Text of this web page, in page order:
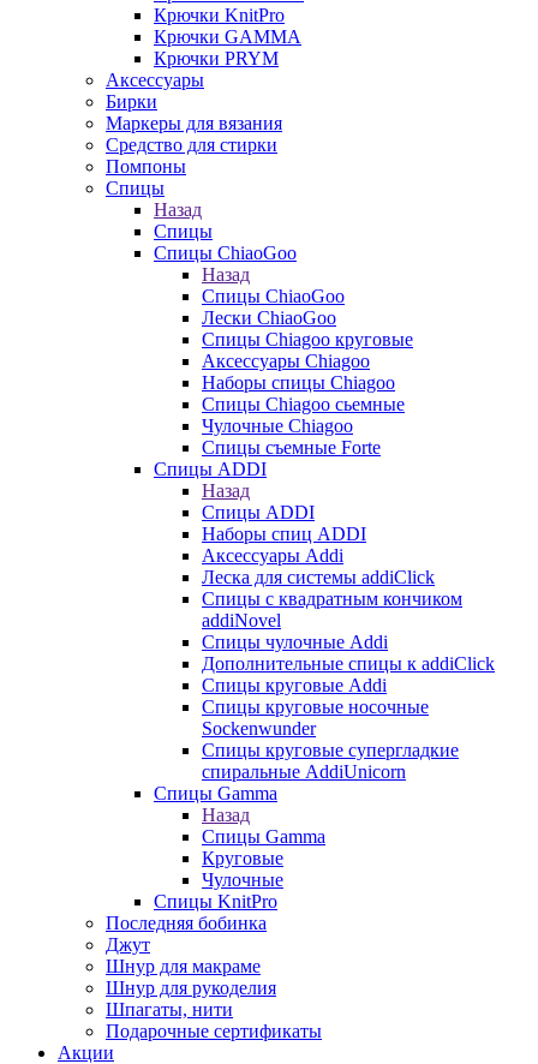
Крючки KnitPro
Крючки GAMMA
Крючки PRYM
Аксессуары
Бирки
Маркеры для вязания
Средство для стирки
Помпоны
Спицы
Назад
Спицы
Спицы ChiaoGoo
Назад
Спицы ChiaoGoo
Лески ChiaoGoo
Cпицы Сhiagoo круговые
Аксессуары Chiagoo
Наборы спицы Chiagoo
Спицы Chiagoo сьемные
Чулочные Chiagoo
Спицы съемные Forte
Спицы ADDI
Назад
Спицы ADDI
Наборы спиц ADDI
Аксессуары Addi
Леска для системы addiClick
Спицы с квадратным кончиком
addiNovel
Спицы чулочные Addi
Дополнительные спицы к addiClick
Спицы круговые Addi
Спицы круговые носочные
Sockenwunder
Спицы круговые супергладкие
спиральные AddiUnicorn
Спицы Gamma
Назад
Спицы Gamma
Круговые
Чулочные
Спицы KnitPro
Последняя бобинка
Джут
Шнур для макраме
Шнур для рукоделия
Шпагаты, нити
Подарочные сертификаты
Акции